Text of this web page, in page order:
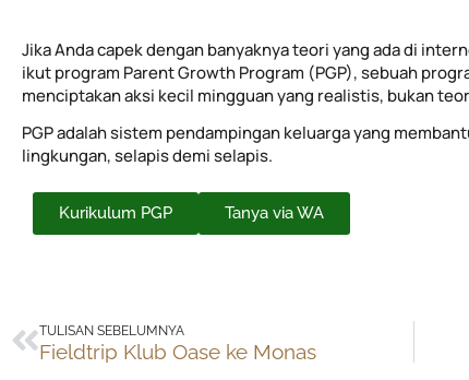
Jika Anda capek dengan banyaknya teori yang ada di
ikut program Parent Growth Program (PGP), sebuah
menciptakan aksi kecil mingguan yang realistis, bukan
PGP adalah sistem pendampingan keluarga yang
lingkungan, selapis demi selapis.
Kurikulum PGP Tanya via WA
Prev
TULISAN SEBELUMNYA
Fieldtrip Klub Oase ke Monas